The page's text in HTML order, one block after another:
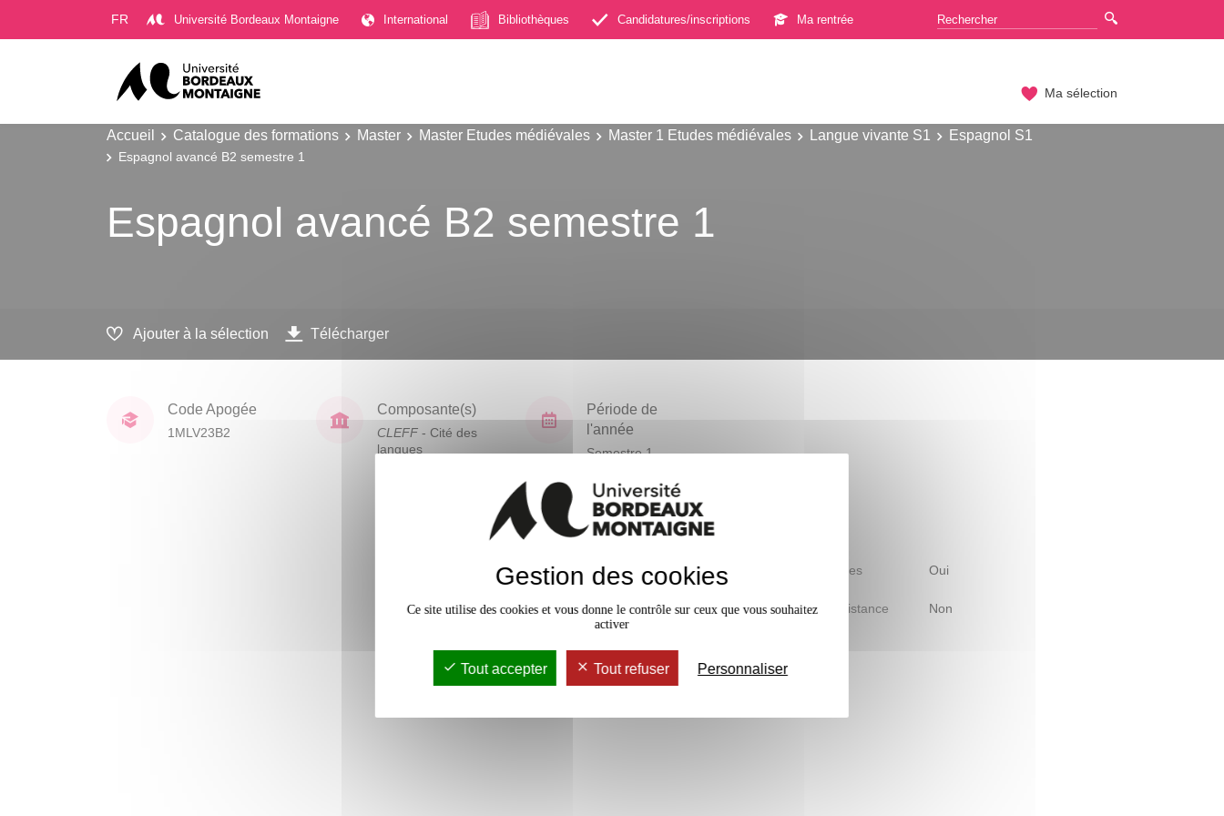
FR Université Bordeaux Montaigne International Bibliothèques Candidatures/inscriptions Ma rentrée
Ma sélection
Accueil Catalogue des formations Master Master Etudes médiévales Master 1 Etudes médiévales Langue vivante S1 Espagnol S1
Espagnol avancé B2 semestre 1
Espagnol avancé B2 semestre 1
Ajouter à la sélection Télécharger
Code Apogée
1MLV23B2
Composante(s)
CLEFF - Cité des
langues
Période de
l'année
Semestre 1
Mobilité d'études Oui
Accessible à distance Non
Gestion des cookies
Ce site utilise des cookies et vous donne le contrôle sur ceux que vous souhaitez
activer
Tout accepter Tout refuser Personnaliser